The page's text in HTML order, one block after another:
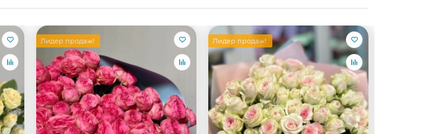
Лидер продаж! Лидер продаж!